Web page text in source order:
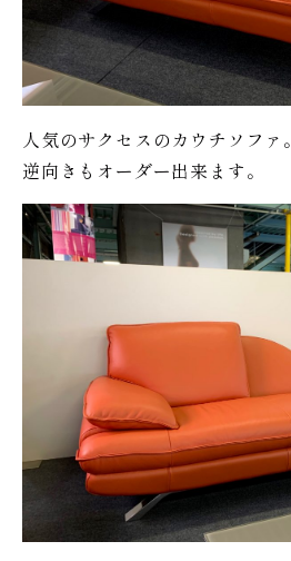
人気のサクセスのカウチソファ。
逆向きもオーダー出来ます。